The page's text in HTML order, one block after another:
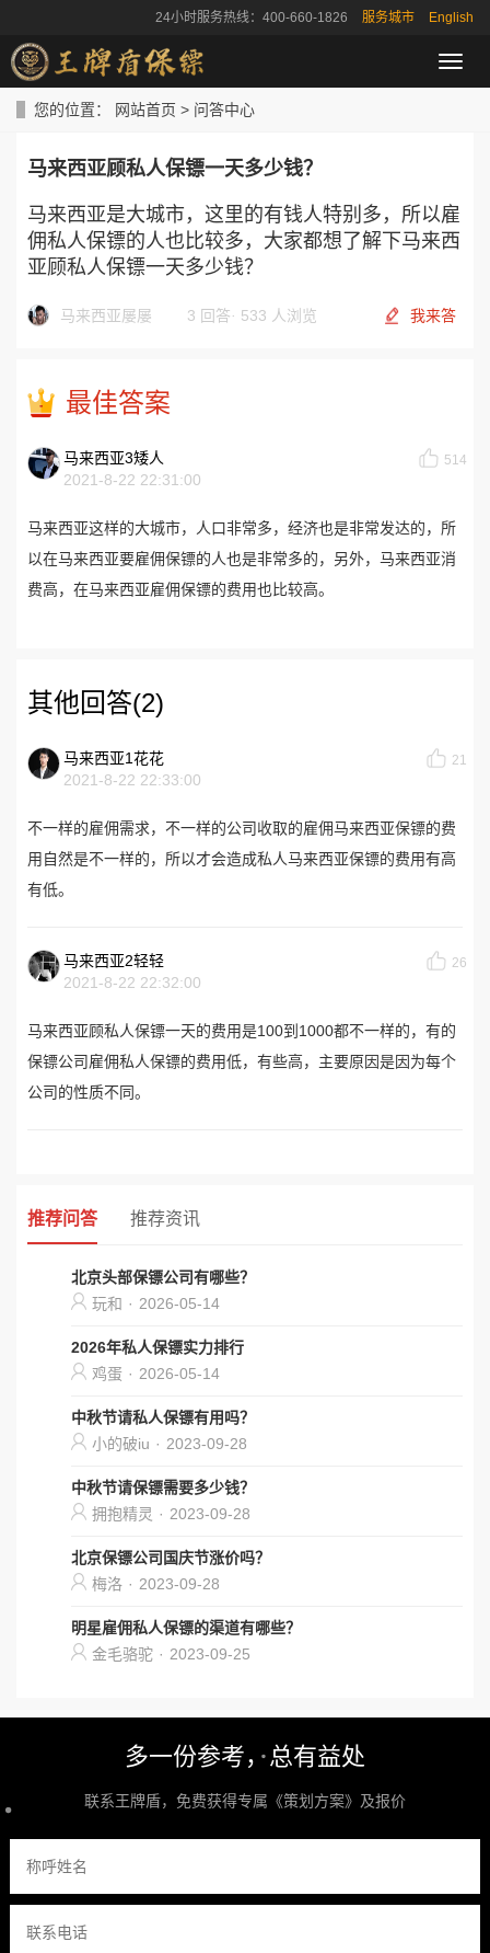
24小时服务热线：400-660-1826 服务城市 English
导
航
您的位置： 网站首页 > 问答中心
马来西亚顾私人保镖一天多少钱？
马来西亚是大城市，这里的有钱人特别多，所以雇
佣私人保镖的人也比较多，大家都想了解下马来西
亚顾私人保镖一天多少钱？
马来西亚屡屡 3 回答· 533 人浏览 我来答
最佳答案
马来西亚3矮人
2021-8-22 22:31:00
514
马来西亚这样的大城市，人口非常多，经济也是非常发达的，所
以在马来西亚要雇佣保镖的人也是非常多的，另外，马来西亚消
费高，在马来西亚雇佣保镖的费用也比较高。
其他回答(2)
马来西亚1花花
2021-8-22 22:33:00
21
不一样的雇佣需求，不一样的公司收取的雇佣马来西亚保镖的费
用自然是不一样的，所以才会造成私人马来西亚保镖的费用有高
有低。
马来西亚2轻轻
2021-8-22 22:32:00
26
马来西亚顾私人保镖一天的费用是100到1000都不一样的，有的
保镖公司雇佣私人保镖的费用低，有些高，主要原因是因为每个
公司的性质不同。
推荐问答 推荐资讯
北京头部保镖公司有哪些？
玩和 · 2026-05-14
2026年私人保镖实力排行
鸡蛋 · 2026-05-14
中秋节请私人保镖有用吗？
小的破iu · 2023-09-28
中秋节请保镖需要多少钱？
拥抱精灵 · 2023-09-28
北京保镖公司国庆节涨价吗？
梅洛 · 2023-09-28
明星雇佣私人保镖的渠道有哪些？
金毛骆驼 · 2023-09-25
多一份参考，总有益处
联系王牌盾，免费获得专属《策划方案》及报价